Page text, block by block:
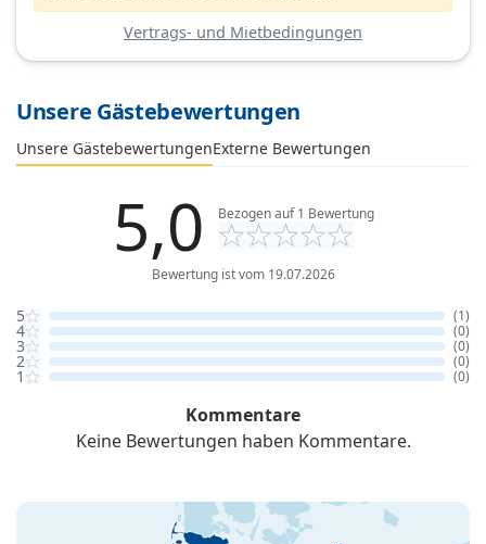
Vertrags- und Mietbedingungen
Unsere Gästebewertungen
Unsere GästebewertungenExterne Bewertungen
5,0 Bezogen auf1 Bewertung
Bewertung ist vom 19.07.2026
5 (1)
4 (0)
3 (0)
2 (0)
1 (0)
Kommentare
Keine Bewertungen haben Kommentare.